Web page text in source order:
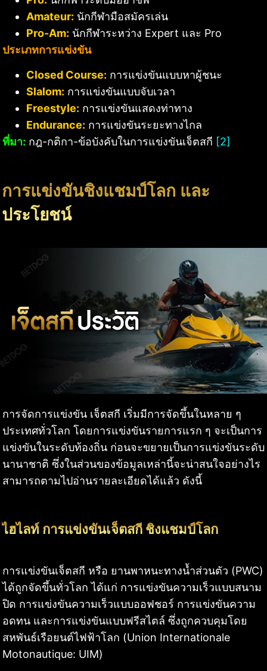
Amateur: นักกีฬามือสมัครเล่น
Pro-Am: นักกีฬาระหว่าง Expert และ Pro
ประเภทการแข่งขัน
Closed Course: การแข่งขันแบบหาผู้ชนะ
Slalom: การแข่งขันแบบจับเวลา
Freestyle: การแข่งขันแสดงท่าทาง
Endurance: การแข่งขันระยะทางไกล
ที่มา: กฎ-กติกา-ข้อบังคับในการแข่งขันเจ็ตสกี [2]
การแข่งขันชิงแชมป์โลก และ
ประโยชน์
การจัดการแข่งขัน เจ็ตสกี เริ่มมีการจัดขึ้นในหลาย ๆ
ประเทศทั่วโลก โดยการแข่งขันรายการแรก ๆ จะเป็นการ
แข่งขันในระดับท้องถิ่น ก่อนจะขยายเป็นการแข่งขันระดับ
นานาชาติ ซึ่งในส่วนของข้อมูลเหล่านี้จะน่าสนใจอย่างไร
สามารถตามไปอ่านรายละเอียดได้แล้ว ดังนี้
ไฮไลท์ การแข่งขันเจ็ตสกี ชิงแชมป์โลก
การแข่งขันเจ็ตสกี หรือ ยานพาหนะทางน้ำส่วนตัว (PWC)
ได้ถูกจัดขึ้นทั่วโลก ได้แก่ การแข่งขันความเร็วแบบสนาม
ปิด การแข่งขันความเร็วแบบออฟชอร์ การแข่งขันความ
อดทน และการแข่งขันแบบฟรีสไตล์ ซึ่งถูกควบคุมโดย
สหพันธ์เรือยนต์ไฟฟ้าโลก (Union Internationale
Motonautique: UIM)